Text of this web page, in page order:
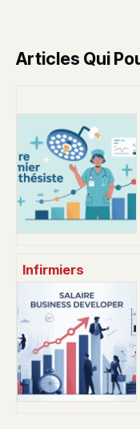
Articles Qui
Infirmiers
anesthésistes
salaire : combien,
comment et
pourquoi ça
évolue